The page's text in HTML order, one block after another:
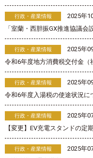
行政・産業情報
2025年
「室蘭・西胆振GX推進協議
行政・産業情報
2025年
令和6年度地方消費税交付金
行政・産業情報
2025年
令和6年度入湯税の使途状況に
行政・産業情報
2025年
【変更】EV充電スタンドの定
行政・産業情報
2025年